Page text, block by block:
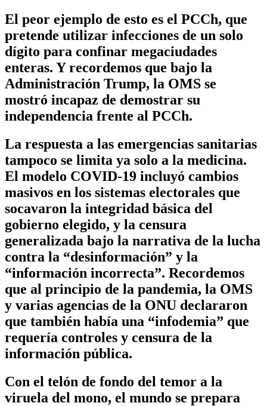
El peor ejemplo de esto es el PCCh, que
pretende utilizar infecciones de un solo
dígito para confinar megaciudades
enteras. Y recordemos que bajo la
Administración Trump, la OMS se
mostró incapaz de demostrar su
independencia frente al PCCh.
La respuesta a las emergencias sanitarias
tampoco se limita ya solo a la medicina.
El modelo COVID-19 incluyó cambios
masivos en los sistemas electorales que
socavaron la integridad básica del
gobierno elegido, y la censura
generalizada bajo la narrativa de la lucha
contra la “desinformación” y la
“información incorrecta”. Recordemos
que al principio de la pandemia, la OMS
y varias agencias de la ONU declararon
que también había una “infodemia” que
requería controles y censura de la
información pública.
Con el telón de fondo del temor a la
viruela del mono, el mundo se prepara